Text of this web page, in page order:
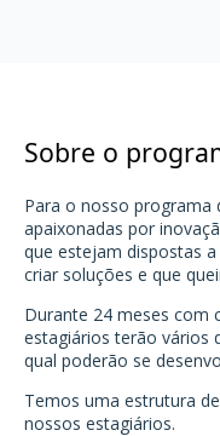
Sobre o
Para o nosso programa
apaixonadas por
que estejam dispostas
criar soluções e que
Durante 24 meses com
estagiários terão vários
qual poderão se
Temos uma estrutura
nossos estagiários.